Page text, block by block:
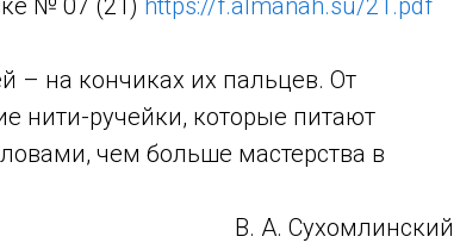
№ 07 (21) https://f.almanah.su/21.pdf
– на кончиках их пальцев. От
нити-ручейки, которые питают
чем больше мастерства в
В. А. Сухомлинский